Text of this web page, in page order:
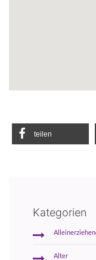
teilen
Kategorien
Alter